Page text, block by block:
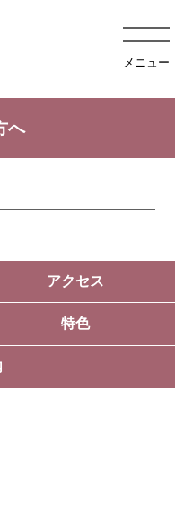
メニュー
へ
アクセス
特色